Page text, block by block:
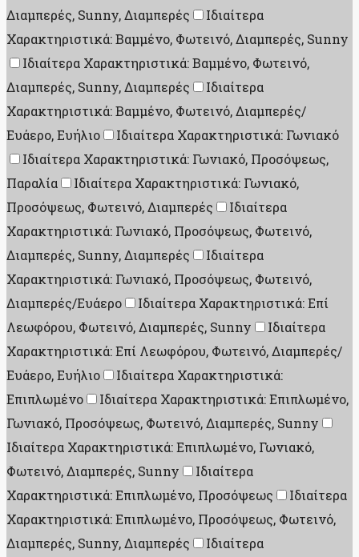
Διαμπερές, Sunny, Διαμπερές
Ιδιαίτερα
Χαρακτηριστικά: Βαμμένο, Φωτεινό, Διαμπερές, Sunny
Ιδιαίτερα Χαρακτηριστικά: Βαμμένο, Φωτεινό,
Διαμπερές, Sunny, Διαμπερές
Ιδιαίτερα
Χαρακτηριστικά: Βαμμένο, Φωτεινό, Διαμπερές/
Ευάερο, Ευήλιο
Ιδιαίτερα Χαρακτηριστικά: Γωνιακό
Ιδιαίτερα Χαρακτηριστικά: Γωνιακό, Προσόψεως,
Παραλία
Ιδιαίτερα Χαρακτηριστικά: Γωνιακό,
Προσόψεως, Φωτεινό, Διαμπερές
Ιδιαίτερα
Χαρακτηριστικά: Γωνιακό, Προσόψεως, Φωτεινό,
Διαμπερές, Sunny, Διαμπερές
Ιδιαίτερα
Χαρακτηριστικά: Γωνιακό, Προσόψεως, Φωτεινό,
Διαμπερές/Ευάερο
Ιδιαίτερα Χαρακτηριστικά: Επί
Λεωφόρου, Φωτεινό, Διαμπερές, Sunny
Ιδιαίτερα
Χαρακτηριστικά: Επί Λεωφόρου, Φωτεινό, Διαμπερές/
Ευάερο, Ευήλιο
Ιδιαίτερα Χαρακτηριστικά:
Επιπλωμένο
Ιδιαίτερα Χαρακτηριστικά: Επιπλωμένο,
Γωνιακό, Προσόψεως, Φωτεινό, Διαμπερές, Sunny
Ιδιαίτερα Χαρακτηριστικά: Επιπλωμένο, Γωνιακό,
Φωτεινό, Διαμπερές, Sunny
Ιδιαίτερα
Χαρακτηριστικά: Επιπλωμένο, Προσόψεως
Ιδιαίτερα
Χαρακτηριστικά: Επιπλωμένο, Προσόψεως, Φωτεινό,
Διαμπερές, Sunny, Διαμπερές
Ιδιαίτερα